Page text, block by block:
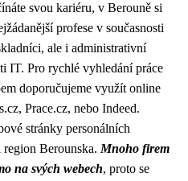
svou kariéru, v Berouně si
profese v současnosti
ale i administrativní
IT. Pro rychlé vyhledání práce
doporučujeme využít online
Prace.cz, nebo Indeed.
stránky personálních
region Berounska. Mnoho firem
na svých webech, proto se